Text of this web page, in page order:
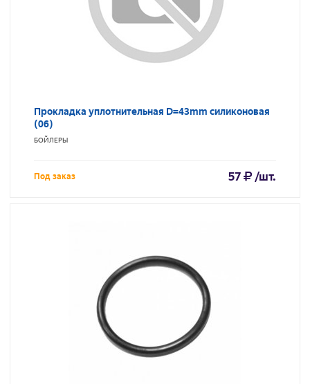
Прокладка уплотнительная D=43mm силиконовая
(06)
БОЙЛЕРЫ
Под заказ 57 /шт.